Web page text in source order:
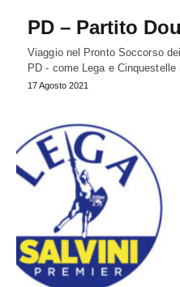
PD – Partito
Viaggio nel Pronto Soccorso
PD - come Lega e
17 Agosto 2021